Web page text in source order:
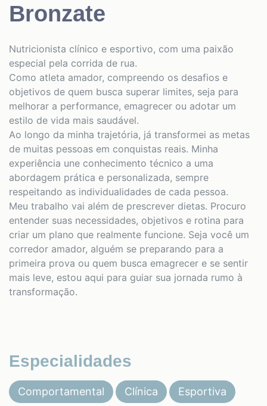
Bronzate
Nutricionista clínico e esportivo, com uma paixão
especial pela corrida de rua.
Como atleta amador, compreendo os desafios e
objetivos de quem busca superar limites, seja para
melhorar a performance, emagrecer ou adotar um
estilo de vida mais saudável.
Ao longo da minha trajetória, já transformei as metas
de muitas pessoas em conquistas reais. Minha
experiência une conhecimento técnico a uma
abordagem prática e personalizada, sempre
respeitando as individualidades de cada pessoa.
Meu trabalho vai além de prescrever dietas. Procuro
entender suas necessidades, objetivos e rotina para
criar um plano que realmente funcione. Seja você um
corredor amador, alguém se preparando para a
primeira prova ou quem busca emagrecer e se sentir
mais leve, estou aqui para guiar sua jornada rumo à
transformação.
Especialidades
Comportamental Clínica Esportiva